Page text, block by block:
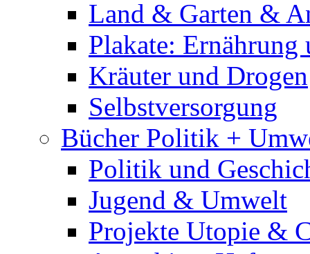
Land & Garten &
Plakate: Ernährung
Kräuter und Drogen
Selbstversorgung
Bücher Politik +
Politik und
Jugend & Umwelt
Projekte Utopie &